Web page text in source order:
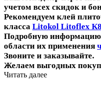
учетом всех скидок и
Рекомендуем клей
класса Litokol Litoflex
Подробную информацию
области их применения
Звоните и заказывайте.
Желаем выгодных
Читать далее